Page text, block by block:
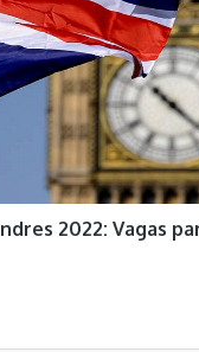
2022: Vagas